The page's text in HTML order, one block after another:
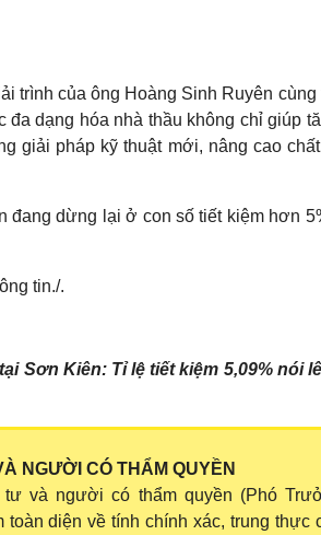
trình của ông Hoàng Sinh Ruyên cùng
đa dạng hóa nhà thầu không chỉ giúp
giải pháp kỹ thuật mới, nâng cao
đang dừng lại ở con số tiết kiệm hơn
tin./.
Sơn Kiên: Tỉ lệ tiết kiệm 5,09% nói
NGƯỜI CÓ THẨM QUYỀN
và người có thẩm quyền (Phó
diện về tính chính xác, trung thực